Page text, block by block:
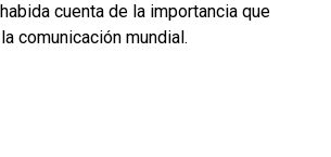
cuenta de la importancia que
comunicación mundial.